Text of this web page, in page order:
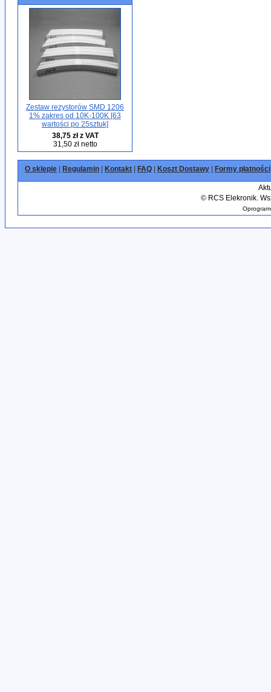
Zestaw rezystorów SMD 1206
1% zakres od 10K-100K [63
wartości po 25sztuk]
38,75 zł z VAT
31,50 zł netto
O sklepie Regulamin Kontakt FAQ Koszt Dostawy Formy płatności
©RCS Elekronik.